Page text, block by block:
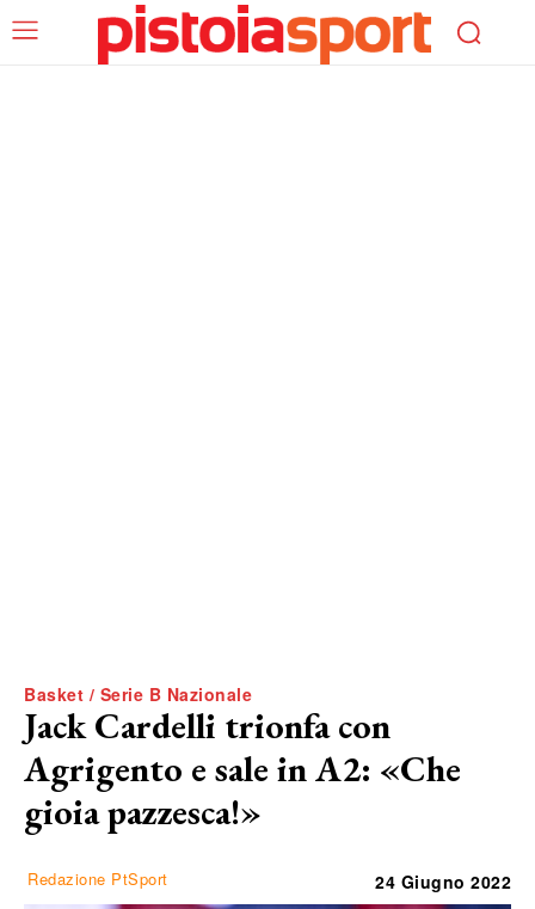
Basket / Serie B Nazionale
Jack Cardelli trionfa con
Agrigento e sale in A2: «Che
gioia pazzesca!»
Redazione PtSport 24 Giugno 2022